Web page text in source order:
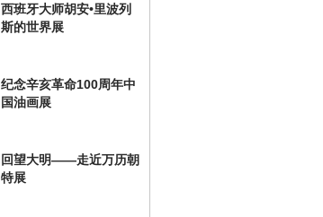
西班牙大师胡安•里波列
斯的世界展
纪念辛亥革命100周年中
国油画展
回望大明——走近万历朝
特展